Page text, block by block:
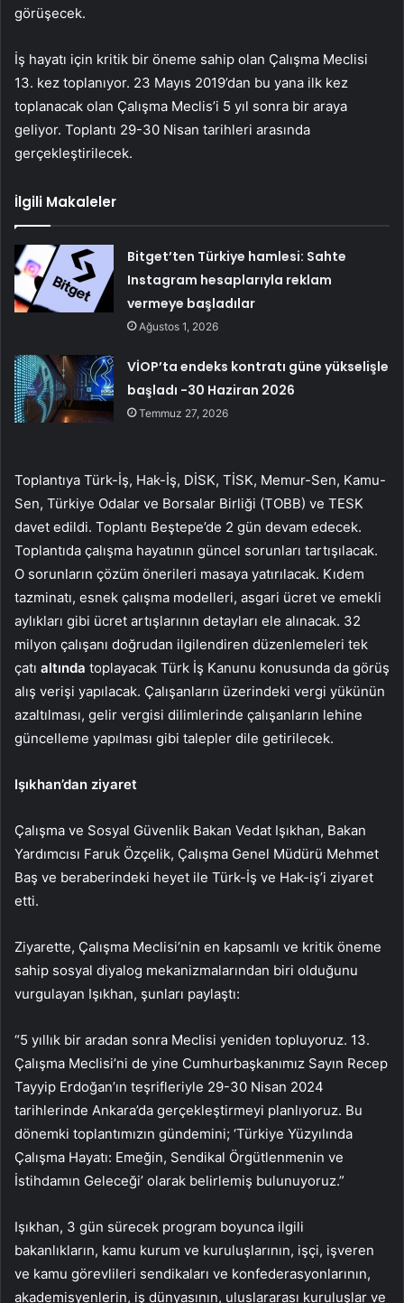
görüşecek.
İş hayatı için kritik bir öneme sahip olan Çalışma Meclisi
13. kez toplanıyor. 23 Mayıs 2019’dan bu yana ilk kez
toplanacak olan Çalışma Meclis’i 5 yıl sonra bir araya
geliyor. Toplantı 29-30 Nisan tarihleri arasında
gerçekleştirilecek.
İlgili Makaleler
Bitget’ten Türkiye hamlesi: Sahte
Instagram hesaplarıyla reklam
vermeye başladılar
Ağustos 1, 2026
VİOP’ta endeks kontratı güne yükselişle
başladı -30 Haziran 2026
Temmuz 27, 2026
Toplantıya Türk-İş, Hak-İş, DİSK, TİSK, Memur-Sen, Kamu-
Sen, Türkiye Odalar ve Borsalar Birliği (TOBB) ve TESK
davet edildi. Toplantı Beştepe’de 2 gün devam edecek.
Toplantıda çalışma hayatının güncel sorunları tartışılacak.
O sorunların çözüm önerileri masaya yatırılacak. Kıdem
tazminatı, esnek çalışma modelleri, asgari ücret ve emekli
aylıkları gibi ücret artışlarının detayları ele alınacak. 32
milyon çalışanı doğrudan ilgilendiren düzenlemeleri tek
çatı altında toplayacak Türk İş Kanunu konusunda da görüş
alış verişi yapılacak. Çalışanların üzerindeki vergi yükünün
azaltılması, gelir vergisi dilimlerinde çalışanların lehine
güncelleme yapılması gibi talepler dile getirilecek.
Işıkhan’dan ziyaret
Çalışma ve Sosyal Güvenlik Bakan Vedat Işıkhan, Bakan
Yardımcısı Faruk Özçelik, Çalışma Genel Müdürü Mehmet
Baş ve beraberindeki heyet ile Türk-İş ve Hak-iş’i ziyaret
etti.
Ziyarette, Çalışma Meclisi’nin en kapsamlı ve kritik öneme
sahip sosyal diyalog mekanizmalarından biri olduğunu
vurgulayan Işıkhan, şunları paylaştı:
“5 yıllık bir aradan sonra Meclisi yeniden topluyoruz. 13.
Çalışma Meclisi’ni de yine Cumhurbaşkanımız Sayın Recep
Tayyip Erdoğan’ın teşrifleriyle 29-30 Nisan 2024
tarihlerinde Ankara’da gerçekleştirmeyi planlıyoruz. Bu
dönemki toplantımızın gündemini; ‘Türkiye Yüzyılında
Çalışma Hayatı: Emeğin, Sendikal Örgütlenmenin ve
İstihdamın Geleceği’ olarak belirlemiş bulunuyoruz.”
Işıkhan, 3 gün sürecek program boyunca ilgili
bakanlıkların, kamu kurum ve kuruluşlarının, işçi, işveren
ve kamu görevlileri sendikaları ve konfederasyonlarının,
akademisyenlerin, iş dünyasının, uluslararası kuruluşlar ve